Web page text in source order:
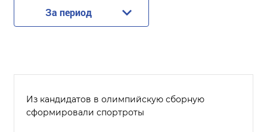
За период
Из кандидатов в олимпийскую сборную
сформировали спортроты